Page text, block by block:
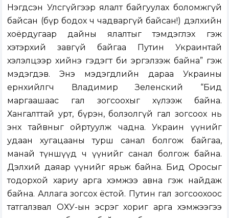
Нэгдсэн Улсгүйгээр ялалт байгуулах боломжгүй
байсан (бүр бодох ч чадваргүй байсан!) дэлхийн
хоёрдугаар дайны ялалтыг тэмдэглэх гэж
хэтэрхий завгүй байгаа Путин Украинтай
хэлэлцээр хийнэ гэдэгт би эргэлзэж байна” гэж
мэдэгдэв. Энэ мэдэгдлийн дараа Украины
ерөнхийлөгч Владимир Зеленский “Бид
маргаашаас гал зогсоохыг хүлээж байна.
Хангалттай урт, бүрэн, болзолгүй гал зогсоох нь
энх тайвныг ойртуулж чадна. Украин үүнийг
удаан хугацааны турш санал болгож байгаа,
манай түншүүд ч үүнийг санал болгож байна.
Дэлхий даяар үүнийг ярьж байна. Бид Оросыг
тодорхой хариу арга хэмжээ авна гэж найдаж
байна. Аллага зогсох ёстой. Путин гал зогсоохоос
татгалзвал ОХУ-ын эсрэг хориг арга хэмжээгээ